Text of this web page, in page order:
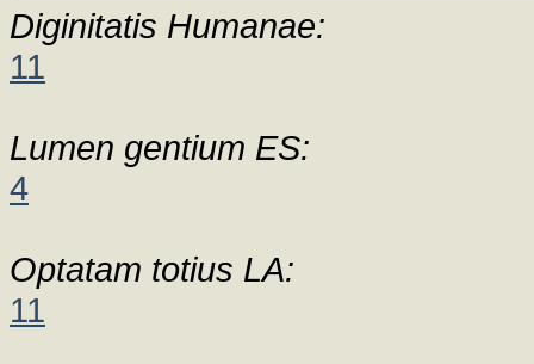
Diginitatis Humanae:
11
Lumen gentium ES:
4
Optatam totius LA:
11